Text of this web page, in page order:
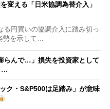
変える「日米協調為替介入」
円買いの協調介入に踏み切っ
勢を示して…
らんで…」損失を投資家として
…
ク・S&P500は足踏み」が意味